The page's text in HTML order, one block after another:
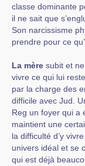
classe dominante
il ne sait que
Son narcissisme
prendre pour ce
La mère subit et
vivre ce qui lui
par la charge des
difficile avec Jud.
Reg un foyer qui a
maintient une
la difficulté d’y
univers idéal et se
qui est déjà